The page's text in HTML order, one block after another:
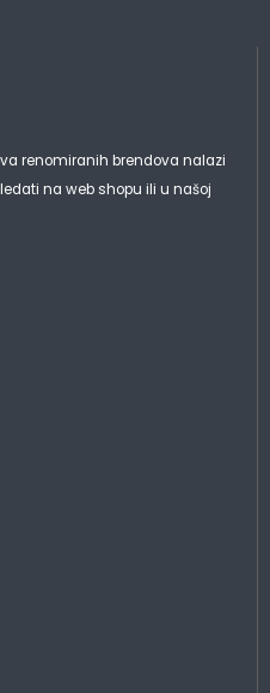
renomiranih brendova nalazi
na web shopu ili u našoj